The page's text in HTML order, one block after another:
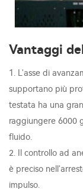
Vantaggi
1. L'asse di
supportano più
testata ha una
raggiungere 6000
fluido.
2. Il controllo ad
è preciso
impulso.